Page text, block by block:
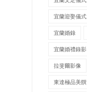
宜蘭迎娶儀式
宜蘭婚錄
宜蘭婚禮錄影
拉斐爾影像
東達極品美饌